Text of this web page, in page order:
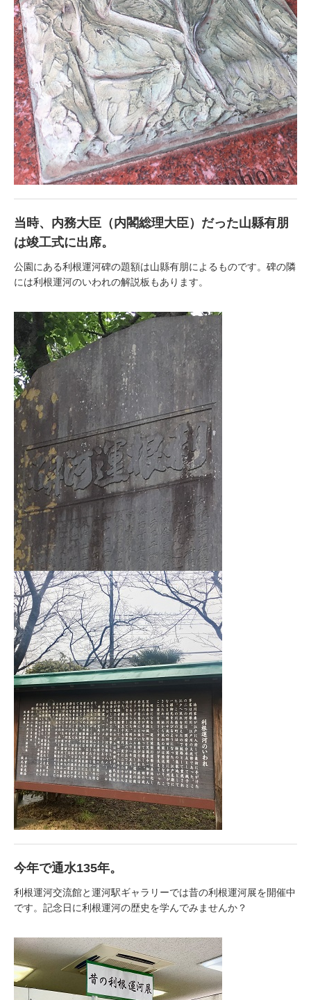
当時、内務大臣（内閣総理大臣）だった山縣有朋
は竣工式に出席。
公園にある利根運河碑の題額は山縣有朋によるものです。碑の隣
には利根運河のいわれの解説板もあります。
今年で通水135年。
利根運河交流館と運河駅ギャラリーでは昔の利根運河展を開催中
です。記念日に利根運河の歴史を学んでみませんか？